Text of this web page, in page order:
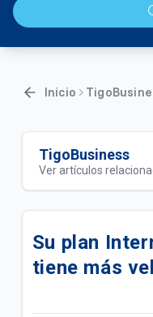
Inicio
TigoBusiness
Ver artículos
Actualizamos su
Actualizamos su
Su plan
tiene más